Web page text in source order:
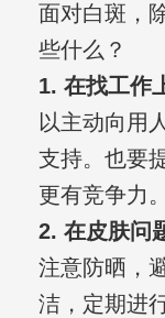
面对白斑，
些什么？
1. 在找工作
以主动向用
支持。也要
更有竞争力
2. 在皮肤问
注意防晒，
洁，定期进